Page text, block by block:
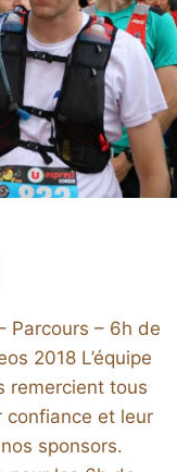
Parcours – 6h de
2018 L’équipe
remercient tous
confiance et leur
sponsors.